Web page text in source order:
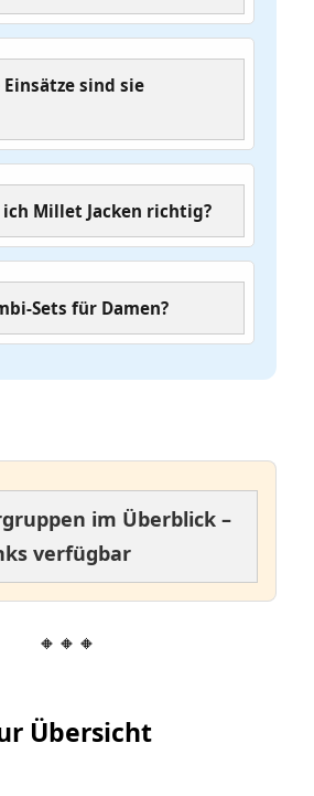
sind sie
Millet Jacken richtig?
Sets für Damen?
im Überblick –
verfügbar
🔸🔸🔸
Übersicht